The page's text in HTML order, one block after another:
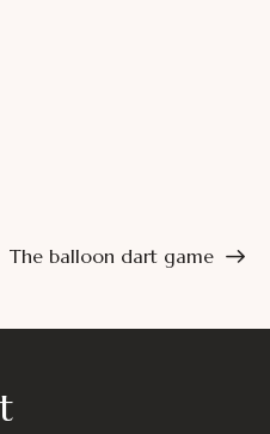
The balloon dart game